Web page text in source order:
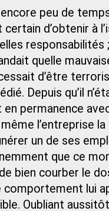
encore peu de
certain d’obtenir à
responsabilités
quelle
d’être
Depuis qu’il
en permanence
l’entreprise
un de ses
que ce
bien courber le
comportement lui
Oubliant